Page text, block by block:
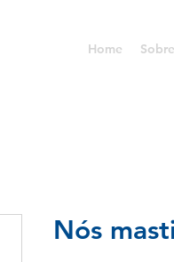
Home Sobre
Nós